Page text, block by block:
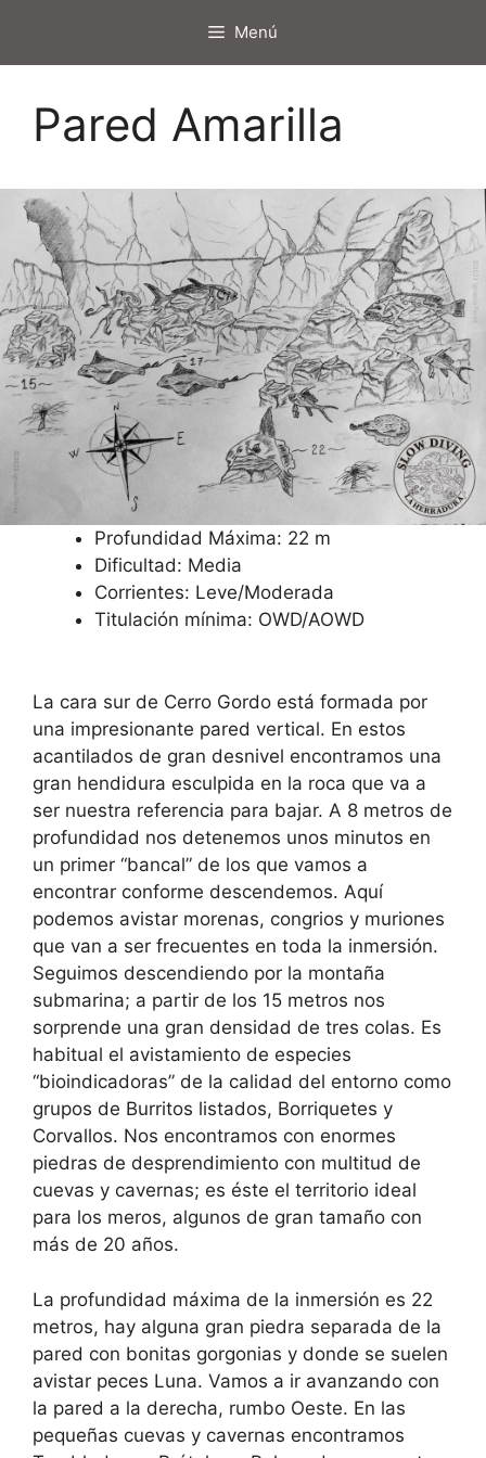
contenido
Menú
Pared Amarilla
Profundidad Máxima: 22 m
Dificultad: Media
Corrientes: Leve/Moderada
Titulación mínima: OWD/AOWD
La cara sur de Cerro Gordo está formada por
una impresionante pared vertical. En estos
acantilados de gran desnivel encontramos una
gran hendidura esculpida en la roca que va a
ser nuestra referencia para bajar. A 8 metros de
profundidad nos detenemos unos minutos en
un primer “bancal” de los que vamos a
encontrar conforme descendemos. Aquí
podemos avistar morenas, congrios y muriones
que van a ser frecuentes en toda la inmersión.
Seguimos descendiendo por la montaña
submarina; a partir de los 15 metros nos
sorprende una gran densidad de tres colas. Es
habitual el avistamiento de especies
“bioindicadoras” de la calidad del entorno como
grupos de Burritos listados, Borriquetes y
Corvallos. Nos encontramos con enormes
piedras de desprendimiento con multitud de
cuevas y cavernas; es éste el territorio ideal
para los meros, algunos de gran tamaño con
más de 20 años.
La profundidad máxima de la inmersión es 22
metros, hay alguna gran piedra separada de la
pared con bonitas gorgonias y donde se suelen
avistar peces Luna. Vamos a ir avanzando con
la pared a la derecha, rumbo Oeste. En las
pequeñas cuevas y cavernas encontramos